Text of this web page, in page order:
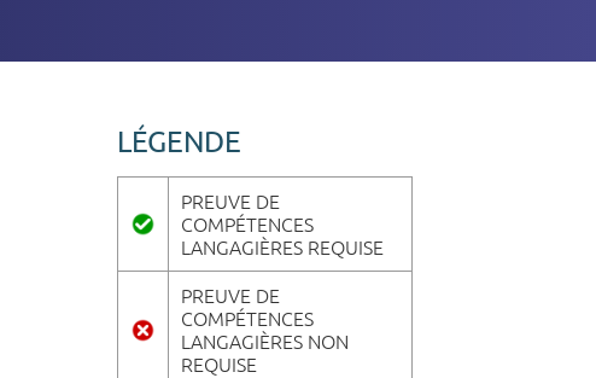
LÉGENDE
PREUVE DE
COMPÉTENCES
LANGAGIÈRES REQUISE
PREUVE DE
COMPÉTENCES
LANGAGIÈRES NON
REQUISE